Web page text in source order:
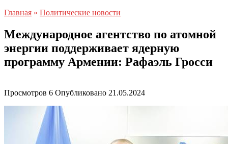
Главная » Политические новости
Международное агентство по атомной
энергии поддерживает ядерную
программу Армении: Рафаэль Гросси
Просмотров 6 Опубликовано 21.05.2024